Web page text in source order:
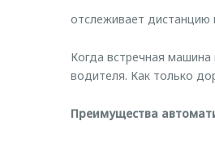
отслеживает дистанцию
Когда встречная
водителя. Как только
Преимущества